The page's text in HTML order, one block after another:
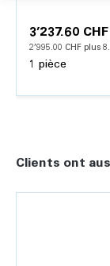
3’237.60 CHF
2’995.00 CHF plus
1 pièce
Clients ont